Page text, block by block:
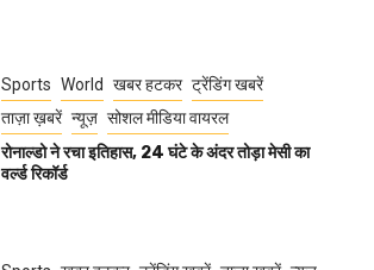
Sports World खबर हटकर ट्रेंडिंग खबरें
ताज़ा ख़बरें न्यूज़ सोशल मीडिया वायरल
रोनाल्डो ने रचा इतिहास, 24 घंटे के अंदर तोड़ा मेसी का
वर्ल्ड रिकॉर्ड